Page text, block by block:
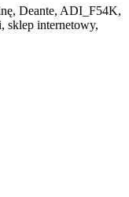
Deante, ADI_F54K,
sklep internetowy,